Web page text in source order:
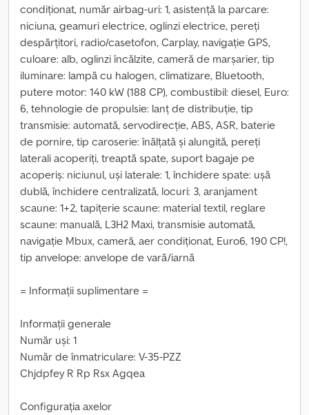
condiționat, număr airbag-uri: 1, asistență la parcare:
niciuna, geamuri electrice, oglinzi electrice, pereți
despărțitori, radio/casetofon, Carplay, navigație GPS,
culoare: alb, oglinzi încălzite, cameră de marșarier, tip
iluminare: lampă cu halogen, climatizare, Bluetooth,
putere motor: 140 kW (188 CP), combustibil: diesel, Euro:
6, tehnologie de propulsie: lanț de distribuție, tip
transmisie: automată, servodirecție, ABS, ASR, baterie
de pornire, tip caroserie: înălțată și alungită, pereți
laterali acoperiți, treaptă spate, suport bagaje pe
acoperiș: niciunul, uși laterale: 1, închidere spate: ușă
dublă, închidere centralizată, locuri: 3, aranjament
scaune: 1+2, tapițerie scaune: material textil, reglare
scaune: manuală, L3H2 Maxi, transmisie automată,
navigație Mbux, cameră, aer condiționat, Euro6, 190 CP!,
tip anvelope: anvelope de vară/iarnă
= Informații suplimentare =
Informații generale
Număr uși: 1
Număr de înmatriculare: V-35-PZZ
Chjdpfey R Rp Rsx Agqea
Configurația axelor